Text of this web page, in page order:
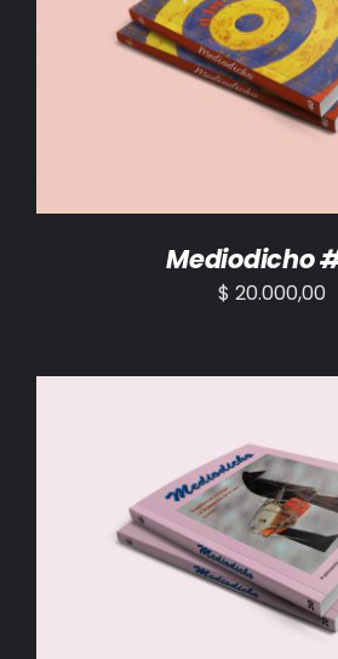
AÑADIR AL CARRITO /
Mediodicho
$ 20.000,00
AÑADIR AL CARRITO /